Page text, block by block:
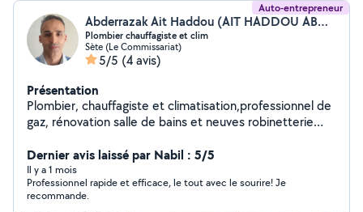
Auto-entrepreneur
Abderrazak Ait Haddou (AIT HADDOU ABDERRAZAK)
Plombier chauffagiste et clim
Sète (Le Commissariat)
5/5 (4 avis)
Présentation
Plombier, chauffagiste et climatisation,professionnel de
gaz, rénovation salle de bains et neuves robinetterie
et climatisation, piscine et petite bricolage extra
électricité assemblages des kits bois cuisine meuble
cuisine, pour satisfaire le besoin des clients à votre
disposition cordialement
Dernier avis laissé par Nabil : 5/5
Il y a 1 mois
Professionnel rapide et efficace, le tout avec le sourire! Je
recommande.